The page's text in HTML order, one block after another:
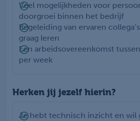
Veel mogelijkheden voor
doorgroei binnen het bedrijf
Begeleiding van ervaren
graag leren
Een arbeidsovereenkomst
per week
Herken jij jezelf hierin?
Je hebt technisch inzicht en wil